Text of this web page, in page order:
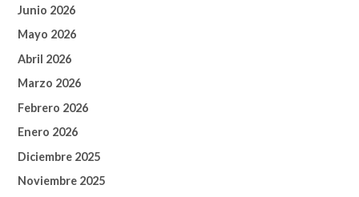
Junio 2026
Mayo 2026
Abril 2026
Marzo 2026
Febrero 2026
Enero 2026
Diciembre 2025
Noviembre 2025